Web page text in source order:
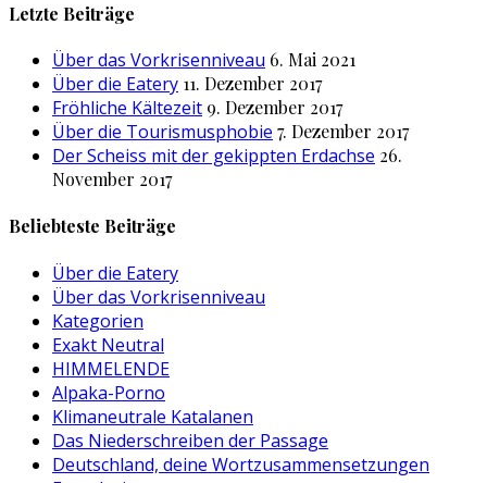
Letzte Beiträge
Über das Vorkrisenniveau 6. Mai 2021
Über die Eatery 11. Dezember 2017
Fröhliche Kältezeit 9. Dezember 2017
Über die Tourismusphobie 7. Dezember 2017
Der Scheiss mit der gekippten Erdachse 26.
November 2017
Beliebteste Beiträge
Über die Eatery
Über das Vorkrisenniveau
Kategorien
Exakt Neutral
HIMMELENDE
Alpaka-Porno
Klimaneutrale Katalanen
Das Niederschreiben der Passage
Deutschland, deine Wortzusammensetzungen